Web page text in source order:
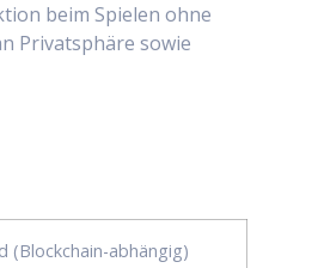
beim Spielen ohne
Privatsphäre sowie
(Blockchain-abhängig)